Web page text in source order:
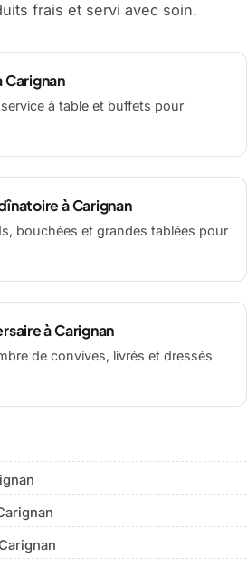
frais et servi avec soin.
Carignan
à table et buffets pour
à Carignan
bouchées et grandes tablées pour
à Carignan
de convives, livrés et dressés